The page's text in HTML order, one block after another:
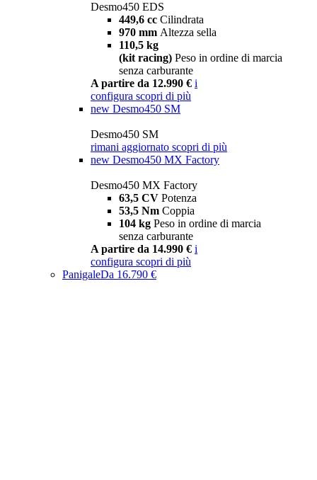
Desmo450 EDS
449,6 cc Cilindrata
970 mm Altezza sella
110,5 kg
(kit racing) Peso in ordine di marcia
senza carburante
A partire da 12.990 € i
configura scopri di più
new Desmo450 SM
Desmo450 SM
rimani aggiornato scopri di più
new Desmo450 MX Factory
Desmo450 MX Factory
63,5 CV Potenza
53,5 Nm Coppia
104 kg Peso in ordine di marcia
senza carburante
A partire da 14.990 € i
configura scopri di più
PanigaleDa 16.790 €